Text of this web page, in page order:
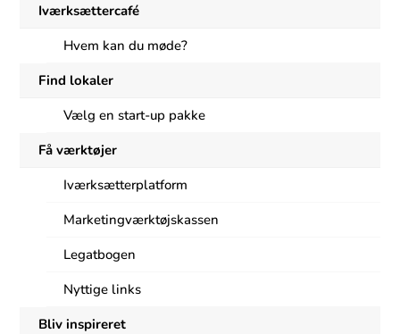
Iværksættercafé
Hvem kan du møde?
Find lokaler
Vælg en start-up pakke
Få værktøjer
Iværksætterplatform
Marketingværktøjskassen
Legatbogen
Nyttige links
Bliv inspireret